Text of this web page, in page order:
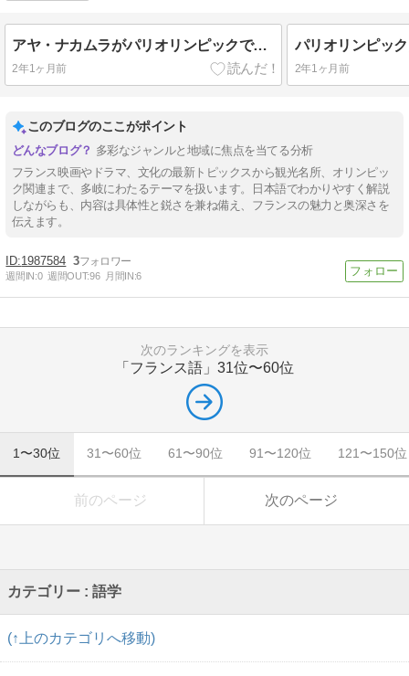
アヤ・ナカムラがパリオリンピックで歌うって本当？日本人っぽい名前だけどプロフィールは？
2年1ヶ月前 2年1ヶ月前
このブログのここがポイント
多彩なジャンルと地域に焦点を当てる分析
フランス映画やドラマ、文化の最新トピックスから観光名所、オリンピッ
ク関連まで、多岐にわたるテーマを扱います。日本語でわかりやすく解説
しながらも、内容は具体性と鋭さを兼ね備え、フランスの魅力と奥深さを
伝えます。
1987584 3
週間IN:0 週間OUT:96 月間IN:6
次のランキングを表示
「フランス語」 31位〜60位
1〜30位 31〜60位 61〜90位 91〜120位 121〜150位
前のページ 次のページ
カテゴリー : 語学
(↑上のカテゴリへ移動)